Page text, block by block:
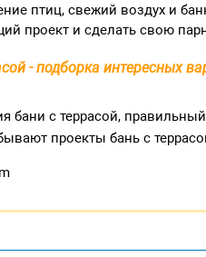
птиц, свежий воздух и
проект и сделать свою
- подборка интересных
бани с террасой,
проекты бань с